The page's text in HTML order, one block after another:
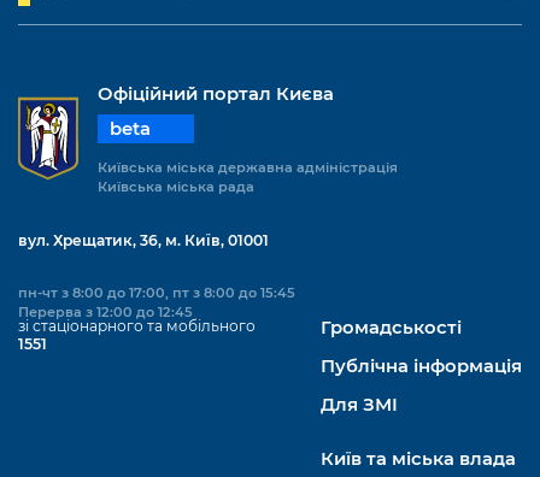
Офіційний портал Києва
beta
Київська міська державна адміністрація
Київська міська рада
вул. Хрещатик, 36, м. Київ, 01001
пн-чт з 8:00 до 17:00, пт з 8:00 до 15:45
Перерва з 12:00 до 12:45
зі стаціонарного та мобільного
1551
Громадськості
Публічна інформація
Для ЗМІ
Київ та міська влада